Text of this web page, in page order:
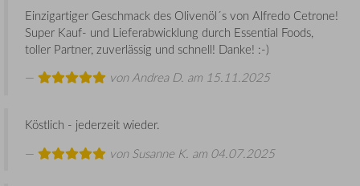
Einzigartiger Geschmack des Olivenöl´s von Alfredo Cetrone!
Super Kauf- und Lieferabwicklung durch Essential Foods,
toller Partner, zuverlässig und schnell! Danke! :-)
vonAndrea D. am 15.11.2025
Köstlich - jederzeit wieder.
von Susanne K. am 04.07.2025